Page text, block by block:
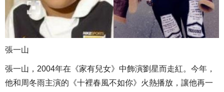
張一山
張一山，2004年在《家有兒女》中飾演劉星而走紅。今年，
他和周冬雨主演的《十裡春風不如你》火熱播放，讓他再一